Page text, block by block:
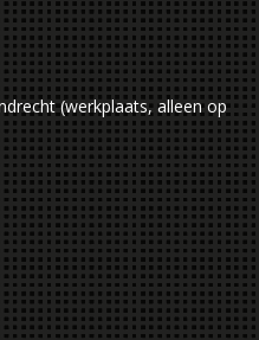
(werkplaats, alleen op